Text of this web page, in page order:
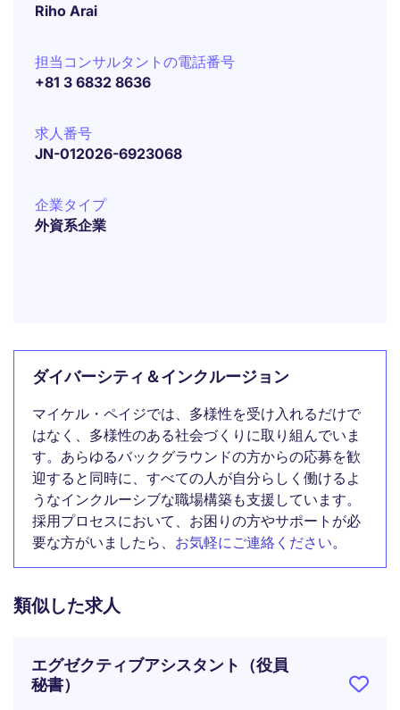
Riho Arai
担当コンサルタントの電話番号
+81 3 6832 8636
求人番号
JN-012026-6923068
企業タイプ
外資系企業
ダイバーシティ＆インクルージョン
マイケル・ペイジでは、多様性を受け入れるだけで
はなく、多様性のある社会づくりに取り組んでいま
す。あらゆるバックグラウンドの方からの応募を歓
迎すると同時に、すべての人が自分らしく働けるよ
うなインクルーシブな職場構築も支援しています。
採用プロセスにおいて、お困りの方やサポートが必
要な方がいましたら、 お気軽にご連絡ください。
類似した求人
エグゼクティブアシスタント（役員
秘書）